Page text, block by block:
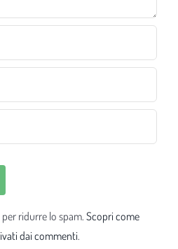
ridurre lo spam. Scopri come
dai commenti.